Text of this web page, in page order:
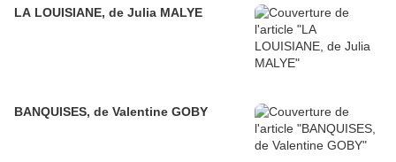
LA LOUISIANE, de Julia MALYE
BANQUISES, de Valentine GOBY